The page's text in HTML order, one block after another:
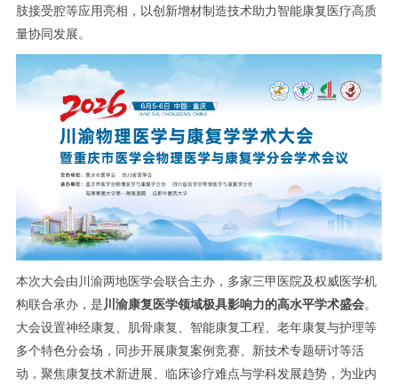
肢接受腔等应用亮相，以创新增材制造技术助力智能康复医疗高质
量协同发展。
本次大会由川渝两地医学会联合主办，多家三甲医院及权威医学机
构联合承办，是川渝康复医学领域极具影响力的高水平学术盛会。
大会设置神经康复、肌骨康复、智能康复工程、老年康复与护理等
多个特色分会场，同步开展康复案例竞赛、新技术专题研讨等活
动，聚焦康复技术新进展、临床诊疗难点与学科发展趋势，为业内